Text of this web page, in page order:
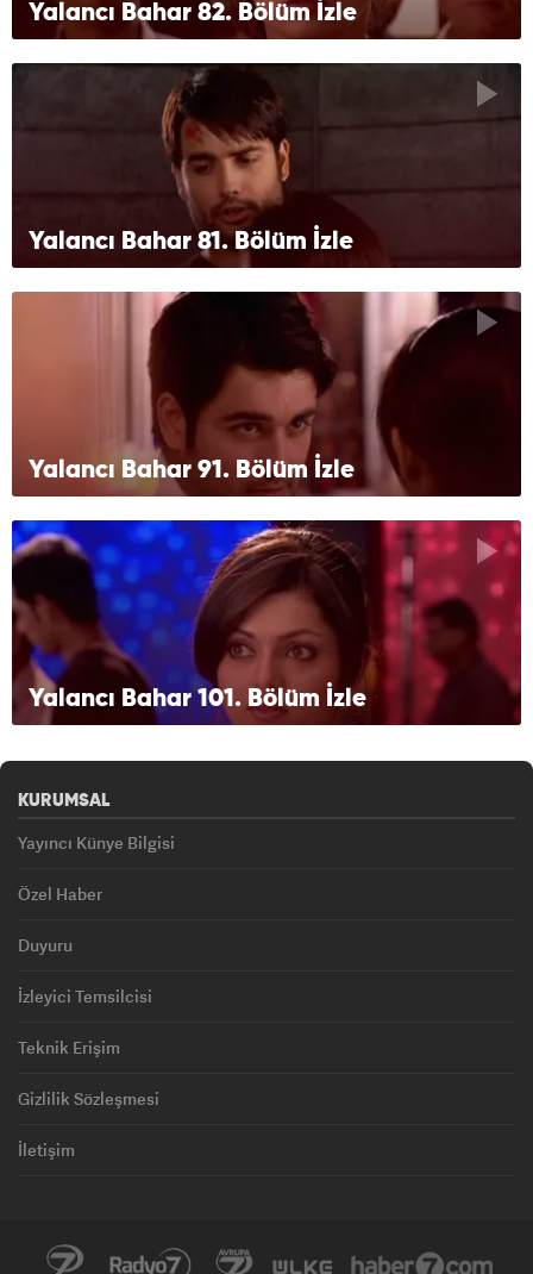
Yalancı Bahar 82. Bölüm İzle
Yalancı Bahar 81. Bölüm İzle
Yalancı Bahar 91. Bölüm İzle
Yalancı Bahar 101. Bölüm İzle
KURUMSAL
Yayıncı Künye Bilgisi
Özel Haber
Duyuru
İzleyici Temsilcisi
Teknik Erişim
Gizlilik Sözleşmesi
İletişim